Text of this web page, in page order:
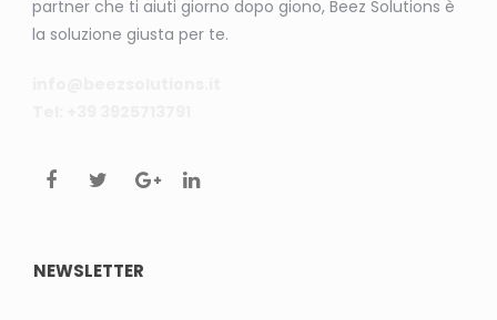
partner che ti aiuti giorno dopo giono, Beez Solutions è
la soluzione giusta per te.
NEWSLETTER